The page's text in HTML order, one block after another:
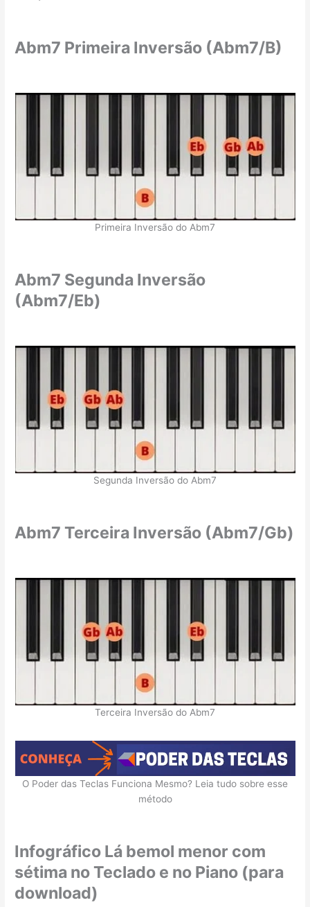
Abm7 Primeira Inversão (Abm7/B)
Primeira Inversão do Abm7
Abm7 Segunda Inversão
(Abm7/Eb)
Segunda Inversão do Abm7
Abm7 Terceira Inversão (Abm7/Gb)
Terceira Inversão do Abm7
O Poder das Teclas Funciona Mesmo? Leia tudo sobre esse
método
Infográfico Lá bemol menor com
sétima no Teclado e no Piano (para
download)